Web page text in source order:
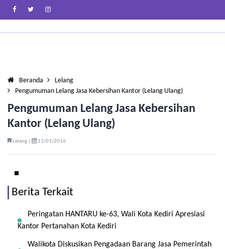
Beranda
Lelang
Pengumuman Lelang Jasa Kebersihan Kantor (Lelang Ulang)
Pengumuman Lelang Jasa Kebersihan
Kantor (Lelang Ulang)
Lelang | 11/01/2016
Berita Terkait
Peringatan HANTARU ke-63, Wali Kota Kediri Apresiasi
Kantor Pertanahan Kota Kediri
Walikota Diskusikan Pengadaan Barang Jasa Pemerintah